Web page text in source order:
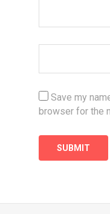
Save my
browser for the